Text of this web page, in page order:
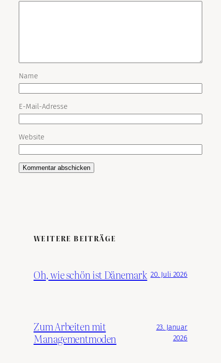
Name
E-Mail-Adresse
Website
WEITERE BEITRÄGE
Oh, wie schön ist Dänemark 20. Juli 2026
Zum Arbeiten mit
Managementmoden
23. Januar
2026